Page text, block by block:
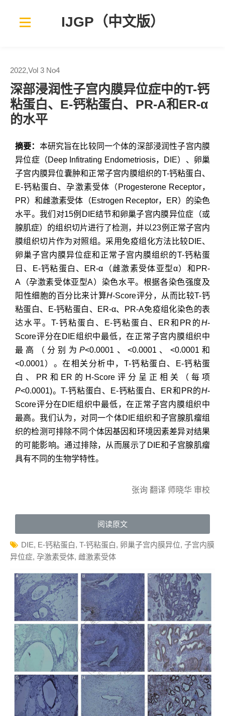
IJGP（中文版）
2022,Vol 3 No4
深部浸润性子宫内膜异位症中的T-钙
粘蛋白、E-钙粘蛋白、PR-A和ER-α
的水平
摘要： 本研究旨在比较同一个体的深部浸润性子宫内膜
异位症（Deep Infitrating Endometriosis，DIE）、卵巢
子宫内膜异位囊肿和正常子宫内膜组织的T-钙粘蛋白、
E-钙粘蛋白、孕激素受体（Progesterone Receptor，
PR）和雌激素受体（Estrogen Receptor，ER）的染色
水平。我们对15例DIE结节和卵巢子宫内膜异位症（或
腺肌症）的组织切片进行了检测，并以23例正常子宫内
膜组织切片作为对照组。采用免疫组化方法比较DIE、
卵巢子宫内膜异位症和正常子宫内膜组织的T-钙粘蛋
日、E-钙粘蛋白、ER-α（雌激素受体亚型α）和PR-
A（孕激素受体亚型A）染色水平。根据各染色强度及
阳性细胞的百分比来计算H-Score评分，从而比较T-钙
粘蛋白、E-钙粘蛋白、ER-α、PR-A免疫组化染色的表
达水平。T-钙粘蛋白、E-钙粘蛋白、ER和PR的H-
Score评分在DIE组织中最低，在正常子宫内膜组织中
最高（分别为P<0.0001、<0.0001、<0.0001和
<0.0001）。在相关分析中，T-钙粘蛋白、E-钙粘蛋
白、PR和ER的H-Score评分呈正相关（每项
P<0.0001)。T-钙粘蛋白、E-钙粘蛋白、ER和PR的H-
Score评分在DIE组织中最低，在正常子宫内膜组织中
最高。我们认为，对同一个体DIE组织和子宫腺肌瘤组
织的检测可排除不同个体因基因和环境因素差异对结果
的可能影响。通过排除，从而展示了DIE和子宫腺肌瘤
具有不同的生物学特性。
张询 翻译 师晓华 审校
阅读原文
DIE, E-钙粘蛋白, T-钙粘蛋白, 卵巢子宫内膜异位, 子宫内膜
异位症, 孕激素受体, 雌激素受体